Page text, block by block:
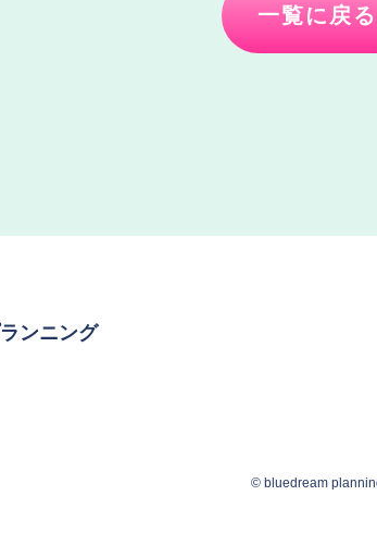
一覧に戻る
ンニング
©︎ bluedream